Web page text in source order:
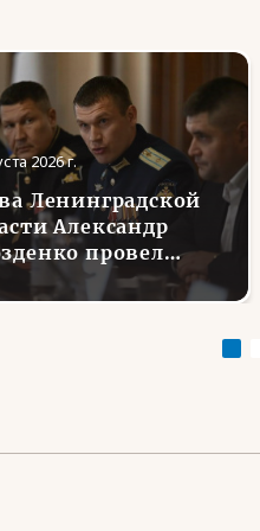
2026 г.
Ленинградской
Александр
провел
с Ассоциацией
СВО